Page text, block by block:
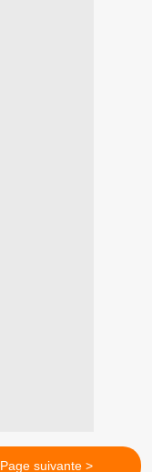
Page suivante >